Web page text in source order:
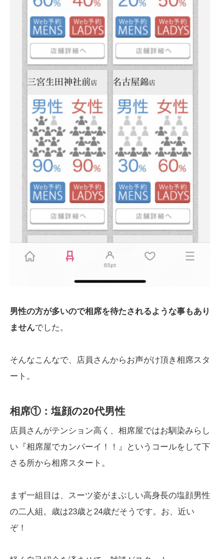
男性の方が多いので相席を待たされるような事もあり
ませんでした。
そんなこんなで、店員さんからお声がけ頂き相席スタ
ート。
相席①：塩顔の20代男性
店員さんがテンション高く、相席屋ではお馴染みらし
い『相席屋でカンパーイ！！』というコールをして下
さる所から相席スタート。
まず一組目は、スーツ姿がまぶしい高身長の塩顔男性
の二人組。歳は23歳と24歳だそうです。お、近い
ぞ！